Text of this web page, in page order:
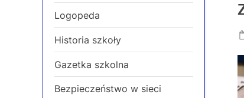
Logopeda
Historia szkoły
Gazetka szkolna
Bezpieczeństwo w sieci